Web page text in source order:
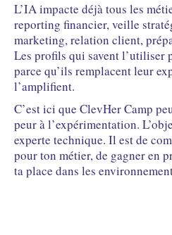
L’IA impacte déjà tous les
reporting financier, veille
marketing, relation client,
Les profils qui savent l’utiliser
parce qu’ils remplacent leur
l’amplifient.
C’est ici que ClevHer Camp
peur à l’expérimentation.
experte technique. Il est de
pour ton métier, de gagner en
ta place dans les